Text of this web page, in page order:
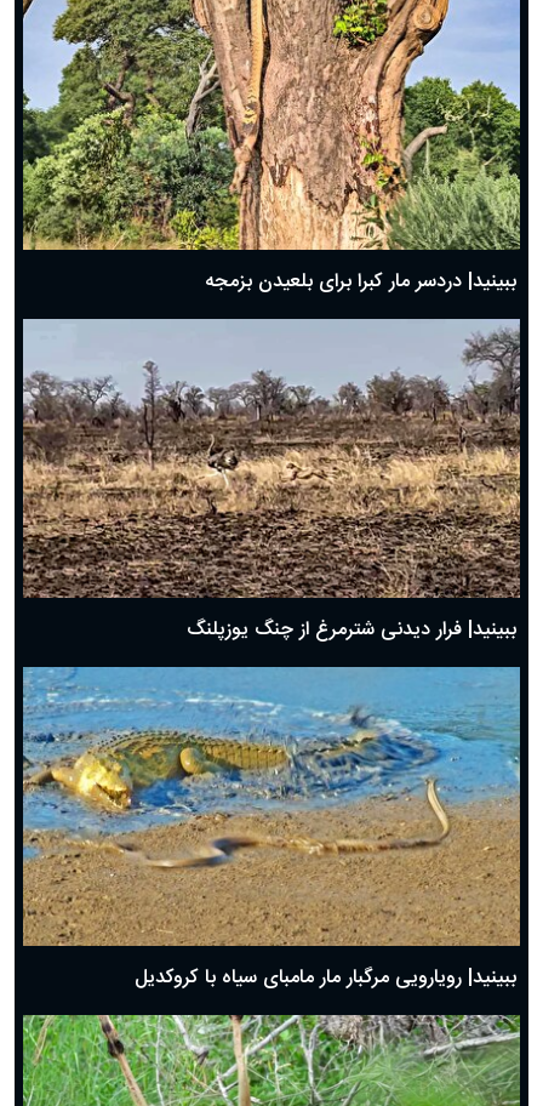
ببینید| دردسر مار کبرا برای بلعیدن بزمجه
ببینید| فرار دیدنی شترمرغ از چنگ یوزپلنگ
ببینید| رویارویی مرگبار مار مامبای سیاه با کروکدیل